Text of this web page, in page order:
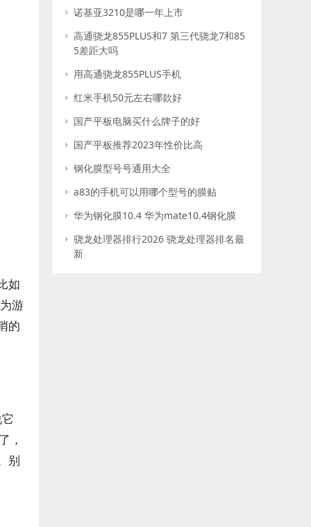
如
游
的
，
别
诺基亚3210是哪一年上市
高通骁龙855PLUS和7 第三代骁龙7和85
5差距大吗
用高通骁龙855PLUS手机
红米手机50元左右哪款好
国产平板电脑买什么牌子的好
国产平板推荐2023年性价比高
钢化膜型号号通用大全
a83的手机可以用哪个型号的膜贴
华为钢化膜10.4 华为mate10.4钢化膜
骁龙处理器排行2026 骁龙处理器排名最
新